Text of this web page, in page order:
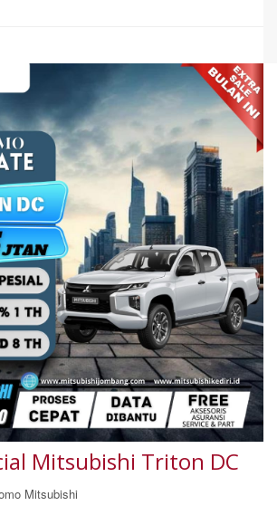
Mitsubishi Triton DC
Mitsubishi